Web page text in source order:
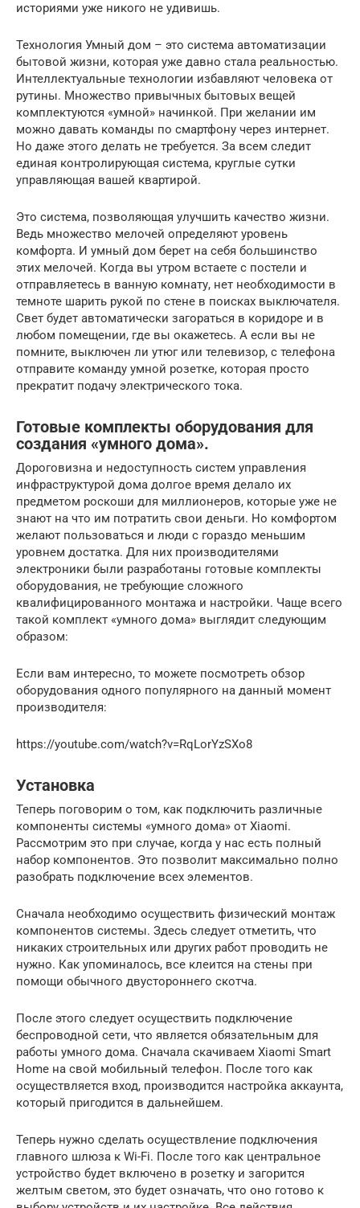
историями уже никого не удивишь.
Технология Умный дом – это система автоматизации
бытовой жизни, которая уже давно стала реальностью.
Интеллектуальные технологии избавляют человека от
рутины. Множество привычных бытовых вещей
комплектуются «умной» начинкой. При желании им
можно давать команды по смартфону через интернет.
Но даже этого делать не требуется. За всем следит
единая контролирующая система, круглые сутки
управляющая вашей квартирой.
Это система, позволяющая улучшить качество жизни.
Ведь множество мелочей определяют уровень
комфорта. И умный дом берет на себя большинство
этих мелочей. Когда вы утром встаете с постели и
отправляетесь в ванную комнату, нет необходимости в
темноте шарить рукой по стене в поисках выключателя.
Свет будет автоматически загораться в коридоре и в
любом помещении, где вы окажетесь. А если вы не
помните, выключен ли утюг или телевизор, с телефона
отправите команду умной розетке, которая просто
прекратит подачу электрического тока.
Готовые комплекты оборудования для
создания «умного дома».
Дороговизна и недоступность систем управления
инфраструктурой дома долгое время делало их
предметом роскоши для миллионеров, которые уже не
знают на что им потратить свои деньги. Но комфортом
желают пользоваться и люди с гораздо меньшим
уровнем достатка. Для них производителями
электроники были разработаны готовые комплекты
оборудования, не требующие сложного
квалифицированного монтажа и настройки. Чаще всего
такой комплект «умного дома» выглядит следующим
образом:
Если вам интересно, то можете посмотреть обзор
оборудования одного популярного на данный момент
производителя:
https://youtube.com/watch?v=RqLorYzSXo8
Установка
Теперь поговорим о том, как подключить различные
компоненты системы «умного дома» от Xiaomi.
Рассмотрим это при случае, когда у нас есть полный
набор компонентов. Это позволит максимально полно
разобрать подключение всех элементов.
Сначала необходимо осуществить физический монтаж
компонентов системы. Здесь следует отметить, что
никаких строительных или других работ проводить не
нужно. Как упоминалось, все клеится на стены при
помощи обычного двустороннего скотча.
После этого следует осуществить подключение
беспроводной сети, что является обязательным для
работы умного дома. Сначала скачиваем Xiaomi Smart
Home на свой мобильный телефон. После того как
осуществляется вход, производится настройка аккаунта,
который пригодится в дальнейшем.
Теперь нужно сделать осуществление подключения
главного шлюза к Wi-Fi. После того как центральное
устройство будет включено в розетку и загорится
желтым светом, это будет означать, что оно готово к